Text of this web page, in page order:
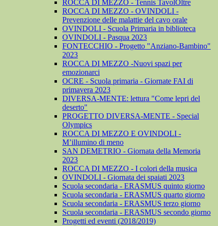
ROCCA DI MEZZO - Tennis TavolOltre
ROCCA DI MEZZO - OVINDOLI -
Prevenzione delle malattie del cavo orale
OVINDOLI - Scuola Primaria in biblioteca
OVINDOLI - Pasqua 2023
FONTECCHIO - Progetto "Anziano-Bambino"
2023
ROCCA DI MEZZO -Nuovi spazi per
emozionarci
OCRE - Scuola primaria - Giornate FAI di
primavera 2023
DIVERSA-MENTE: lettura "Come lepri del
deserto"
PROGETTO DIVERSA-MENTE - Special
Olympics
ROCCA DI MEZZO E OVINDOLI -
M’illumino di meno
SAN DEMETRIO - Giornata della Memoria
2023
ROCCA DI MEZZO - I colori della musica
OVINDOLI - Giornata dei spaiati 2023
Scuola secondaria - ERASMUS quinto giorno
Scuola secondaria - ERASMUS quarto giorno
Scuola secondaria - ERASMUS terzo giorno
Scuola secondaria - ERASMUS secondo giorno
Progetti ed eventi (2018/2019)